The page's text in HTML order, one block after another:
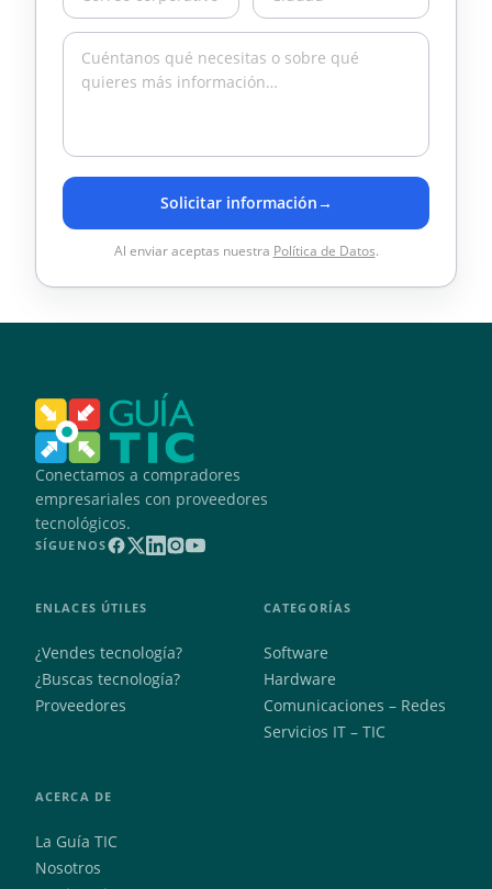
Solicitar información→
Al enviar aceptas nuestra Política de Datos.
Conectamos a compradores
empresariales con proveedores
tecnológicos.
SÍGUENOS
ENLACES ÚTILES
¿Vendes tecnología?
¿Buscas tecnología?
Proveedores
CATEGORÍAS
Software
Hardware
Comunicaciones – Redes
Servicios IT – TIC
ACERCA DE
La Guía TIC
Nosotros